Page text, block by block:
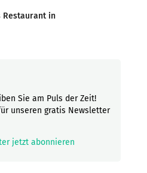
Restaurant in
Sie am Puls der Zeit!
unseren gratis Newsletter
jetzt abonnieren